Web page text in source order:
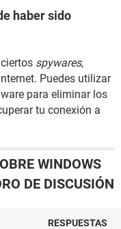
haber sido
spywares,
Puedes utilizar
para eliminar los
tu conexión a
WINDOWS
DE DISCUSIÓN
RESPUESTAS